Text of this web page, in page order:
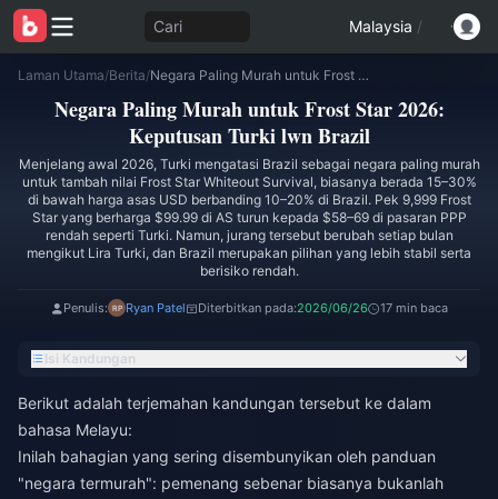
Cari Malaysia /
Laman Utama/Berita/ Negara Paling Murah untuk Frost Star 2026: Keputusan Turki lwn Brazil
Negara Paling Murah untuk Frost Star 2026:
Keputusan Turki lwn Brazil
Menjelang awal 2026, Turki mengatasi Brazil sebagai negara paling murah
untuk tambah nilai Frost Star Whiteout Survival, biasanya berada 15–30%
di bawah harga asas USD berbanding 10–20% di Brazil. Pek 9,999 Frost
Star yang berharga $99.99 di AS turun kepada $58–69 di pasaran PPP
rendah seperti Turki. Namun, jurang tersebut berubah setiap bulan
mengikut Lira Turki, dan Brazil merupakan pilihan yang lebih stabil serta
berisiko rendah.
Penulis: Ryan Patel Diterbitkan pada:2026/06/26 17 min baca
Isi Kandungan
Berikut adalah terjemahan kandungan tersebut ke dalam
bahasa Melayu:
Inilah bahagian yang sering disembunyikan oleh panduan
"negara termurah": pemenang sebenar biasanya bukanlah